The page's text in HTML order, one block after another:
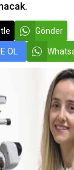
Gönder
OL